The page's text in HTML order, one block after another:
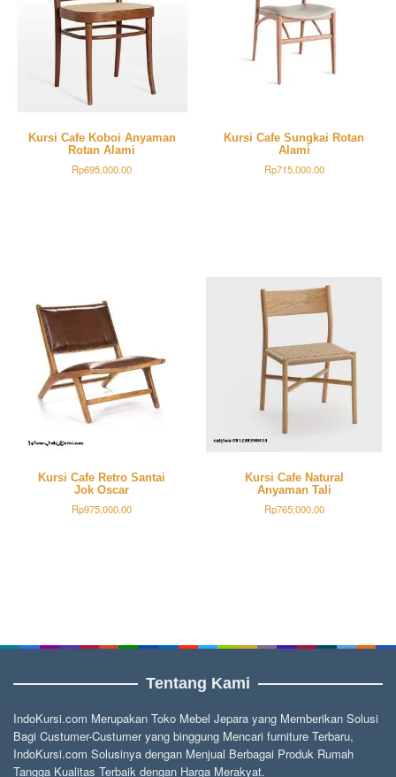
Kursi Cafe Koboi Anyaman
Rotan Alami
Rp695,000.00
Kursi Cafe Sungkai Rotan
Alami
Rp715,000.00
Kursi Cafe Retro Santai
Jok Oscar
Rp975,000.00
Kursi Cafe Natural
Anyaman Tali
Rp765,000.00
Tentang Kami
IndoKursi.com Merupakan Toko Mebel Jepara yang Memberikan Solusi
Bagi Custumer-Custumer yang binggung Mencari furniture Terbaru,
IndoKursi.com Solusinya dengan Menjual Berbagai Produk Rumah
Tangga Kualitas Terbaik dengan Harga Merakyat.